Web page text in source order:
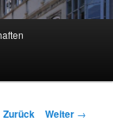
Zurück Weiter →